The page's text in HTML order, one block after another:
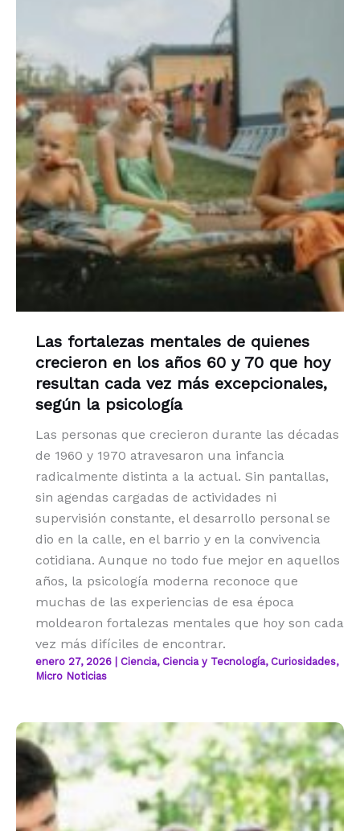
Las fortalezas mentales de quienes
crecieron en los años 60 y 70 que hoy
resultan cada vez más excepcionales,
según la psicología
Las personas que crecieron durante las décadas
de 1960 y 1970 atravesaron una infancia
radicalmente distinta a la actual. Sin pantallas,
sin agendas cargadas de actividades ni
supervisión constante, el desarrollo personal se
dio en la calle, en el barrio y en la convivencia
cotidiana. Aunque no todo fue mejor en aquellos
años, la psicología moderna reconoce que
muchas de las experiencias de esa época
moldearon fortalezas mentales que hoy son cada
vez más difíciles de encontrar.
enero 27, 2026 Ciencia, Ciencia y Tecnología, Curiosidades,
Micro Noticias